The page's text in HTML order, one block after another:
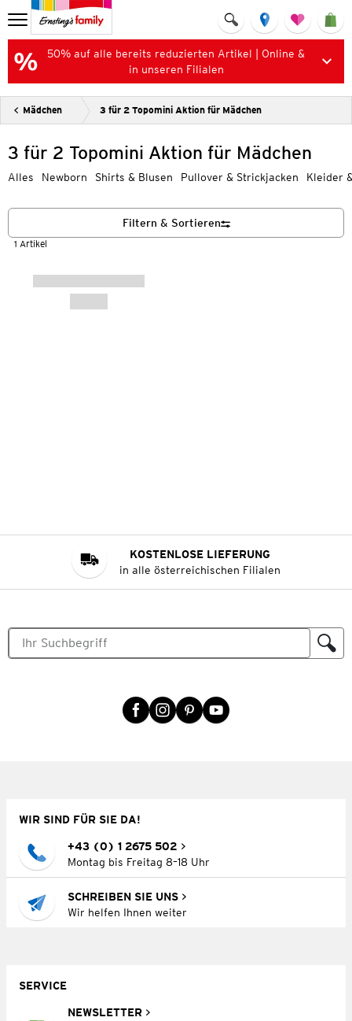
50% auf alle bereits reduzierten Artikel | Online &
in unseren Filialen
Mädchen 3 für 2 Topomini Aktion für Mädchen
3 für 2 Topomini Aktion für Mädchen
Alles Newborn Shirts & Blusen Pullover & Strickjacken Kleider
1 Artikel
Filtern & Sortieren
KOSTENLOSE LIEFERUNG
in alle österreichischen Filialen
WIR SIND FÜR SIE DA!
+43 (0) 1 2675 502
Montag bis Freitag 8–18 Uhr
SCHREIBEN SIE UNS
Wir helfen Ihnen weiter
SERVICE
NEWSLETTER